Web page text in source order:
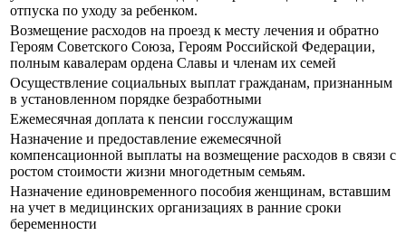
отпуска по уходу за ребенком.
Возмещение расходов на проезд к месту лечения и обратно
Героям Советского Союза, Героям Российской Федерации,
полным кавалерам ордена Славы и членам их семей
Осуществление социальных выплат гражданам, признанным
в установленном порядке безработными
Ежемесячная доплата к пенсии госслужащим
Назначение и предоставление ежемесячной
компенсационной выплаты на возмещение расходов в связи с
ростом стоимости жизни многодетным семьям.
Назначение единовременного пособия женщинам, вставшим
на учет в медицинских организациях в ранние сроки
беременности